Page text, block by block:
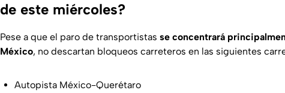
de este miércoles?
Pese a que el paro de transportistas se concentrará
México, no descartan bloqueos carreteros en las siguientes
Autopista México-Querétaro